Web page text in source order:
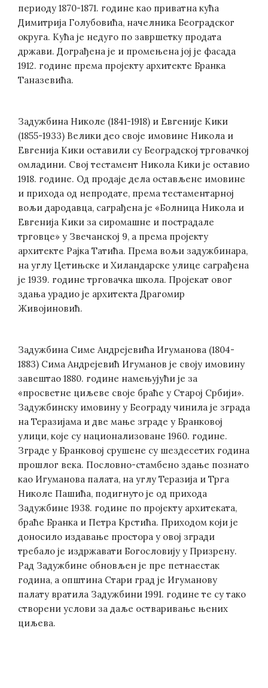
периоду 1870-1871. године као приватна кућа
Димитрија Голубовића, начелника Београдског
округа. Кућа је недуго по завршетку продата
држави. Дограђена је и промењена јој је фасада
1912. године према пројекту архитекте Бранка
Таназевића.
Задужбина Николе (1841-1918) и Евгеније Кики
(1855-1933) Велики део своје имовине Никола и
Евгенија Кики оставили су Београдској трговачкој
омладини. Свој тестамент Никола Кики је оставио
1918. године. Од продаје дела остављене имовине
и прихода од непродате, према тестаментарној
вољи дародавца, саграђена је «Болница Никола и
Евгенија Кики за сиромашне и пострадале
трговце» у Звечанској 9, а према пројекту
архитекте Рајка Татића. Према вољи задужбинара,
на углу Цетињске и Хиландарске улице саграђена
је 1939. године трговачка школа. Пројекат овог
здања урадио је архитекта Драгомир
Живојиновић.
Задужбина Симе Андрејевића Игуманова (1804-
1883) Сима Андрејевић Игуманов је своју имовину
завештао 1880. године намењујући је за
«просветне циљеве своје браће у Старој Србији».
Задужбинску имовину у Београду чинила је зграда
на Теразијама и две мање зграде у Бранковој
улици, које су национализоване 1960. године.
Зграде у Бранковој срушене су шездесетих година
прошлог века. Пословно-стамбено здање познато
као Игуманова палата, на углу Теразија и Трга
Николе Пашића, подигнуто је од прихода
Задужбине 1938. године по пројекту архитеката,
браће Бранка и Петра Крстића. Приходом који је
доносило издавање простора у овој згради
требало је издржавати Богословију у Призрену.
Рад Задужбине обновљен је пре петнаестак
година, а општина Стари град је Игуманову
палату вратила Задужбини 1991. године те су тако
створени услови за даље остваривање њених
циљева.